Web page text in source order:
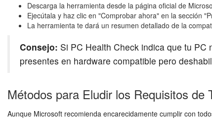
Descarga la herramienta desde la página oficial de
Ejecútala y haz clic en "Comprobar ahora" en la sección
La herramienta te dará un resumen detallado de la
Consejo: Si PC Health Check indica que tu
presentes en hardware compatible pero
Métodos para Eludir los Requisitos de
Aunque Microsoft recomienda encarecidamente cumplir con